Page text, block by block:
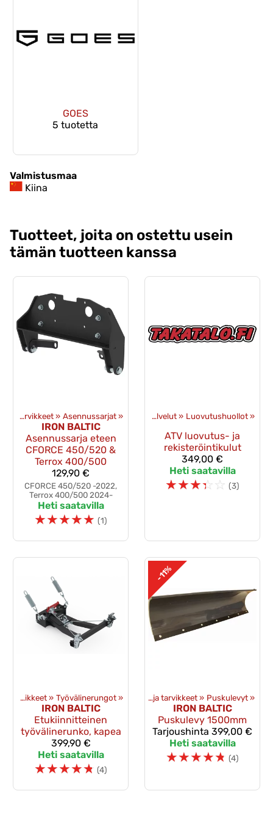
GOES
5 tuotetta
Valmistusmaa
Kiina
Tuotteet, joita on ostettu usein
tämän tuotteen kanssa
Puskulevyt ja tarvikkeet ‪» Asennussarjat ‪»
IRON BALTIC
Asennussarja eteen
CFORCE 450/520 &
Terrox 400/500
129,90 €
CFORCE 450/520 -2022,
Terrox 400/500 2024-
Heti saatavilla
☆☆☆☆☆ (1)
Tuotteet Palvelut ‪» Luovutushuollot ‪»
ATV luovutus- ja
rekisteröintikulut
349,00 €
Heti saatavilla
☆☆☆☆ ☆ (3)
Puskulevyt ja tarvikkeet ‪» Työvälinerungot ‪»
IRON BALTIC
Etukiinnitteinen
työvälinerunko, kapea
399,90 €
Heti saatavilla
☆☆☆☆☆ (4)
-11%
Mönkijän lisävarusteet ‪» Puskulevyt ja tarvikkeet ‪» Puskulevyt ‪»
IRON BALTIC
Puskulevy 1500mm
Tarjoushinta 399,00 €
Heti saatavilla
☆☆☆☆☆ (4)